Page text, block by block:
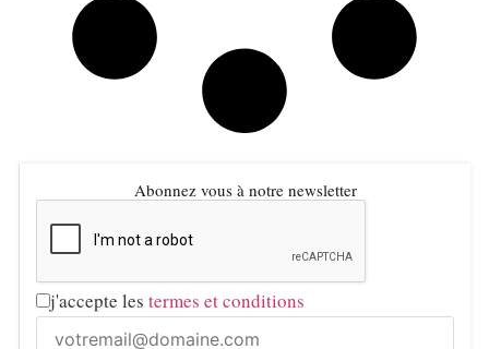
Abonnez vous à notre newsletter
j'accepte les termes et conditions